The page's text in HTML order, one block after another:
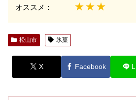
オススメ： ★★★
松山市 氷菓
X Facebook